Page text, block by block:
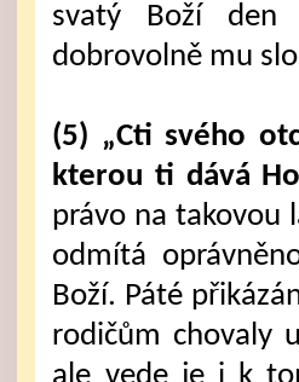
svatý Boží den
dobrovolně mu
(5) „Cti svého
kterou ti dává
právo na takovou
odmítá
Boží. Páté
rodičům chovaly